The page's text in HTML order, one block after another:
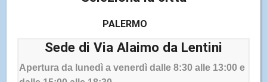
PALERMO
Sede di Via Alaimo da Lentini
Apertura da lunedì a venerdì dalle 8:30 alle 13:00 e